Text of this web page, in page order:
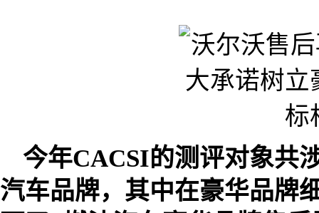
今年CACSI的测评对象共
汽车品牌，其中在豪华品牌